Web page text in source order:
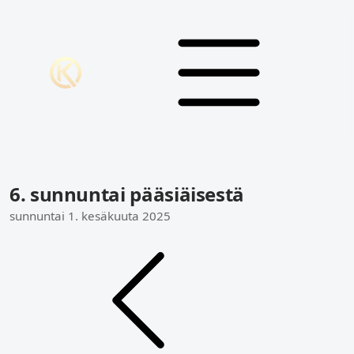
6. sunnuntai pääsiäisestä
sunnuntai 1. kesäkuuta 2025